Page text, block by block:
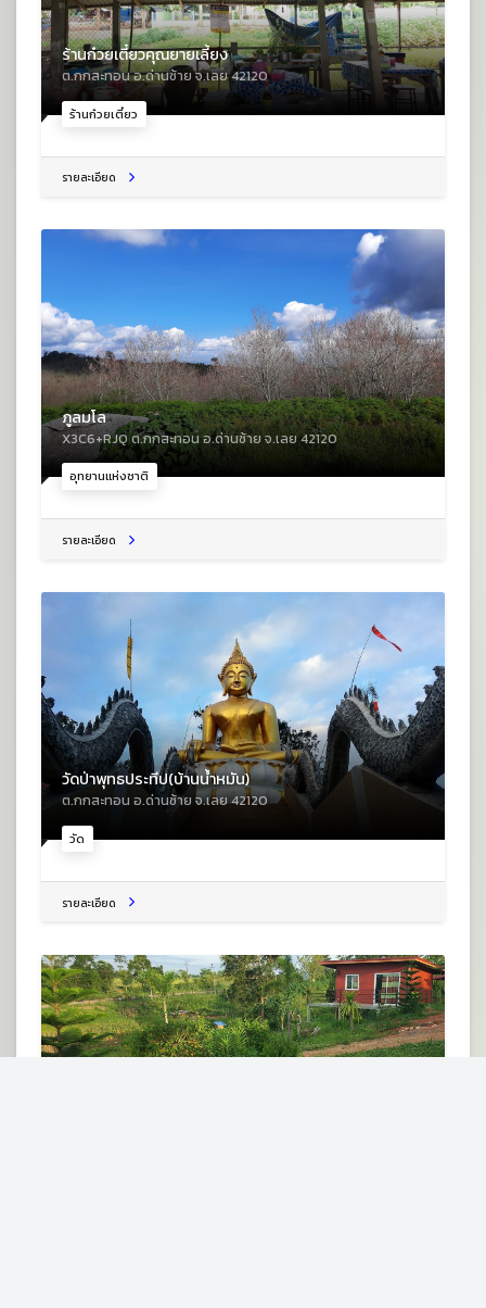
ร้านก๋วยเตี๋ยว
ร้านก๋วยเตี๋ยวคุณยายเลี้ยง
ต.กกสะทอน อ.ด่านซ้าย จ.เลย 42120
รายละเอียด
อุทยานแห่งชาติ
ภูลมโล
X3C6+RJQ ต.กกสะทอน อ.ด่านซ้าย จ.เลย 42120
รายละเอียด
วัด
วัดป่าพุทธประทีป(บ้านน้ำหมัน)
ต.กกสะทอน อ.ด่านซ้าย จ.เลย 42120
รายละเอียด